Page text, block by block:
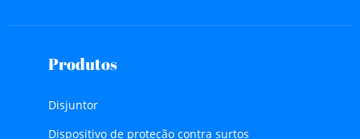
Produtos
Disjuntor
Dispositivo de proteção contra surtos